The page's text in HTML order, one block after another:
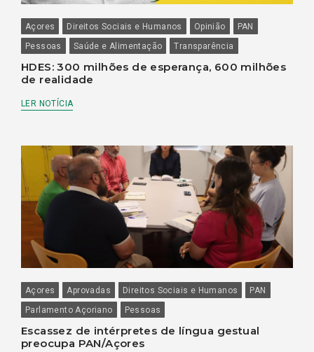
Açores Direitos Sociais e Humanos Opinião
PAN
Pessoas
Saúde e Alimentação Transparência
HDES: 300 milhões de esperança, 600 milhões
de realidade
LER NOTÍCIA
Açores Aprovadas Direitos Sociais e Humanos
PAN
Parlamento Açoriano
Pessoas
Escassez de intérpretes de língua gestual
preocupa PAN/Açores